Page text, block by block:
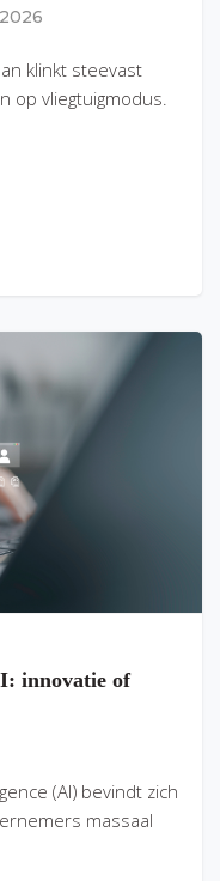
klinkt steevast
op vliegtuigmodus.
innovatie of
(AI) bevindt zich
massaal